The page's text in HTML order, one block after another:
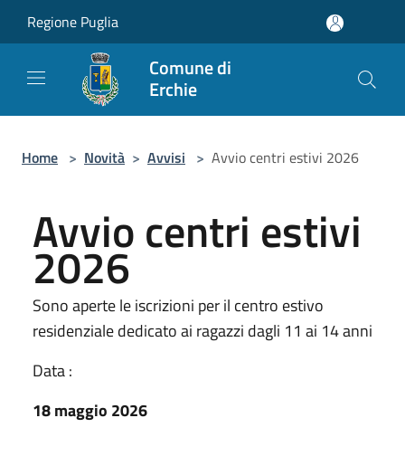
Regione Puglia
Comune di
Erchie
Home > Novità > Avvisi > Avvio centri estivi 2026
Avvio centri estivi
2026
Sono aperte le iscrizioni per il centro estivo
residenziale dedicato ai ragazzi dagli 11 ai 14 anni
Data :
18 maggio 2026